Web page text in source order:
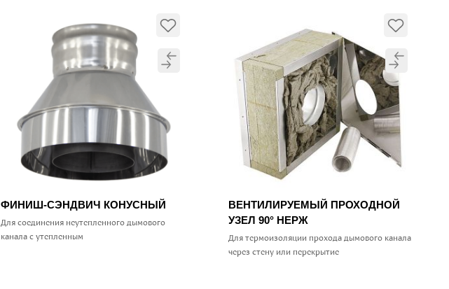
ФИНИШ-СЭНДВИЧ КОНУСНЫЙ
Для соединения неутепленного дымового
канала с утепленным
ВЕНТИЛИРУЕМЫЙ ПРОХОДНОЙ
УЗЕЛ 90° НЕРЖ
Для термоизоляции прохода дымового канала
через стену или перекрытие